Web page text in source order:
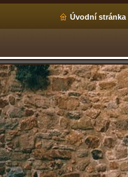
Úvodní stránka